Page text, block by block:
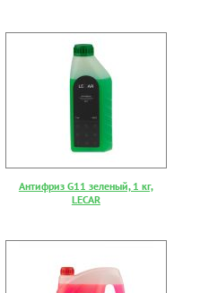
Антифриз G11 зеленый, 1 кг,
LECAR